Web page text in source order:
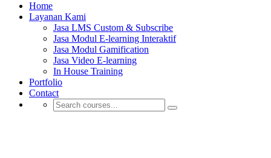
Home
Layanan Kami
Jasa LMS Custom & Subscribe
Jasa Modul E-learning Interaktif
Jasa Modul Gamification
Jasa Video E-learning
In House Training
Portfolio
Contact